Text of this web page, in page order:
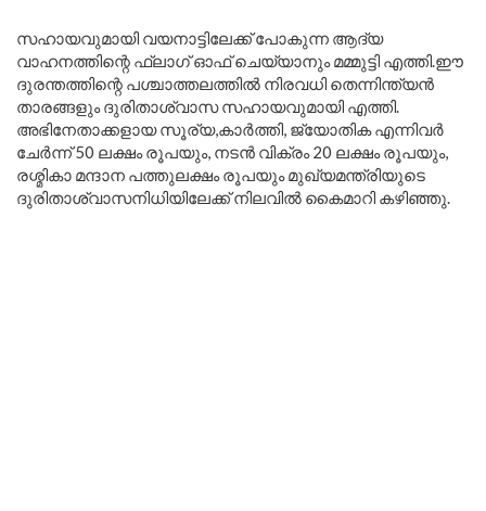
സഹായവുമായി വയനാട്ടിലേക്ക് പോകുന്ന ആദ്യ
വാഹനത്തിന്റെ ഫ്ലാഗ് ഓഫ് ചെയ്യാനും മമ്മുട്ടി എത്തി.ഈ
ദുരന്തത്തിന്റെ പശ്ചാത്തലത്തിൽ നിരവധി തെന്നിന്ത്യൻ
താരങ്ങളും ദുരിതാശ്വാസ സഹായവുമായി എത്തി.
അഭിനേതാക്കളായ സൂര്യ,കാർത്തി, ജ്യോതിക എന്നിവർ
ചേർന്ന് 50 ലക്ഷം രൂപയും, നടൻ വിക്രം 20 ലക്ഷം രൂപയും,
രശ്മികാ മന്ദാന പത്തുലക്ഷം രൂപയും മുഖ്യമന്ത്രിയുടെ
ദുരിതാശ്വാസനിധിയിലേക്ക് നിലവിൽ കൈമാറി കഴിഞ്ഞു.